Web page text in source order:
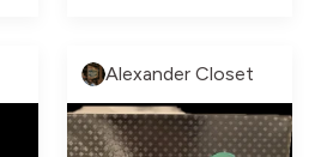
Alexander Closet